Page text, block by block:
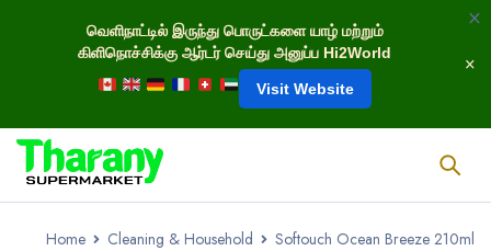
வெளிநாட்டில் இருந்து பொருட்களை யாழ் மற்றும்
கிளிநொச்சிக்கு ஆர்டர் செய்து அனுப்ப Hi2World
Visit Website
Home Cleaning & Household Softouch Ocean Breeze 210ml